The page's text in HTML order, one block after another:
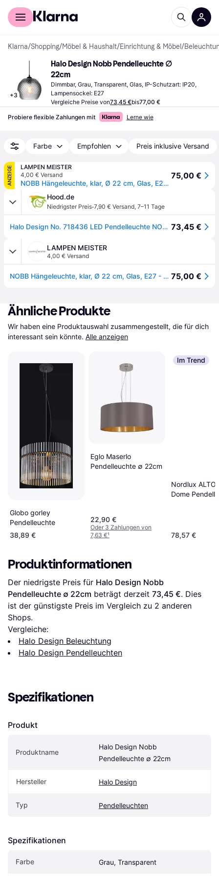
Für Shopper
Klarna/Shopping/Möbel & Haushalt/Einrichtung & Möbel /
+3
Halo Design Nobb Pendelleuchte ∅
22cm
Dimmbar, Grau, Transparent, Glas, IP-Schutzart: IP20,
Lampensockel: E27
Vergleiche Preise von73,45 €bis77,00 €
Probiere flexible Zahlungen mit Lerne wie
Farbe Empfohlen Preis inklusive Versand
ANZEIGE
LAMPEN MEISTER
4,00 € Versand
NOBB Hängeleuchte, klar, Ø 22 cm, Glas, E27 - Halo Design - Wohnzimmer - Einflammig
75,00 €
Hood.de
Niedrigster Preis·7,90 € Versand, 7–11 Tage
Halo Design No. 718436 LED Pendelleuchte NOBB (ball) Klar Ø 22 73,45 €
LAMPEN MEISTER
4,00 € Versand
NOBB Hängeleuchte, klar, Ø 22 cm, Glas, E27 - Halo Design - Wohnzimmer - Einflammig 75,00 €
Ähnliche Produkte
Wir haben eine Produktauswahl zusammengestellt, die für dich
interessant sein könnte. Alle anzeigen
Globo gorley
Pendelleuchte
38,89 €
Eglo Maserlo
Pendelleuchte ∅ 22cm
22,90 €
Oder 3 Zahlungen von
7,63 €¹
Im Trend
Nordlux
Dome
78,57 €
Produktinformationen
Der niedrigste Preis für Halo Design Nobb
Pendelleuchte ∅ 22cm beträgt derzeit 73,45 €. Dies
ist der günstigste Preis im Vergleich zu 2 anderen
Shops.
Vergleiche:
Halo Design Beleuchtung
Halo Design Pendelleuchten
Spezifikationen
Produkt
Produktname
Halo Design Nobb
Pendelleuchte ∅ 22cm
Hersteller Halo Design
Typ Pendelleuchten
Spezifikationen
Farbe Grau, Transparent